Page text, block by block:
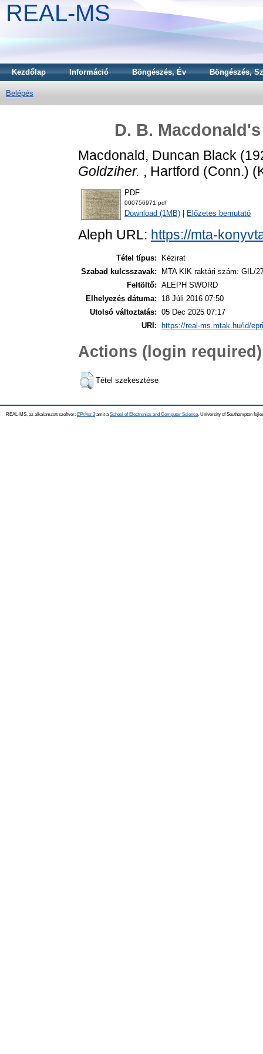
REAL-MS
Kezdőlap Információ Böngészés, Év Böngészés,
Belépés
D. B.
Macdonald, Duncan Black
Goldziher. , Hartford (Conn.)
PDF
000756971.pdf
Download (1MB) Előzetes bemutató
Aleph URL: https://mta-
Tétel típus:
Kézirat
Szabad kulcsszavak:
MTA KIK raktári szám: GIL/
Feltöltő: ALEPH SWORD
Elhelyezés dátuma:
18 Júli 2016 07:50
Utolsó változtatás: 05 Dec 2025 07:17
URI:
https://real-ms.mtak.hu/id/
Actions (login required)
Tétel szekesztése
REAL-MS, az alkalamzott szoftver: EPrints 3amit a School of Electronics and Computer Science , University of Southampton